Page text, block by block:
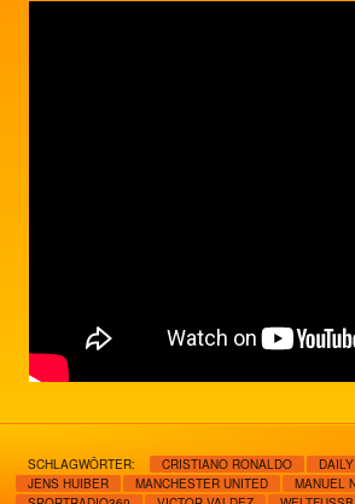
SCHLAGWÖRTER: CRISTIANO RONALDO
JENS HUIBER
MANCHESTER UNITED MANUEL